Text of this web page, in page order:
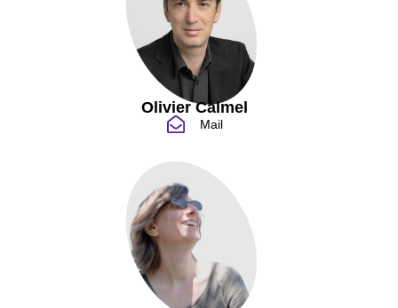
Olivier Calmel
Mail